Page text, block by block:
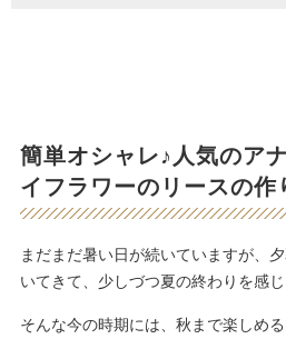
簡単オシャレ♪人気のア
イフラワーのリースの作
まだまだ暑い日が続いていますが、
いてきて、少しづつ夏の終わりを感じ
そんな今の時期には、秋まで楽しめ